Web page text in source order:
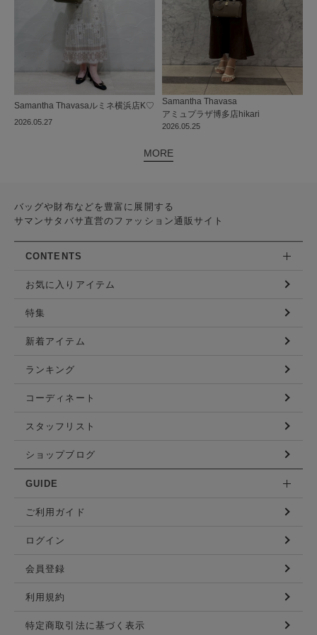
2026.05.27
Samantha Thavasaルミネ横浜店K♡
2026.05.25
Samantha Thavasa
アミュプラザ博多店hikari
MORE
バッグや財布などを豊富に展開する
サマンサタバサ直営のファッション通販サイト
CONTENTS
お気に入りアイテム
特集
新着アイテム
ランキング
コーディネート
スタッフリスト
ショップブログ
GUIDE
ご利用ガイド
ログイン
会員登録
利用規約
特定商取引法に基づく表示